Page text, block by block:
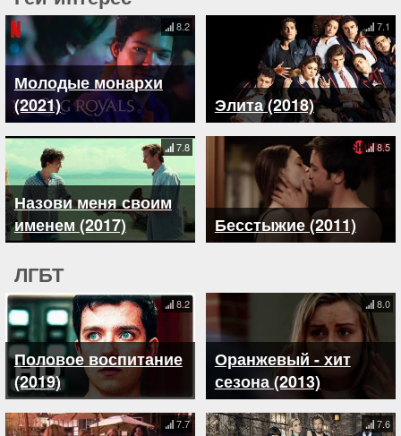
Молодые монархи
(2021)
8.2
Элита (2018)
7.1
Назови меня своим
именем (2017)
7.8
Бесстыжие (2011)
8.5
ЛГБТ
Половое воспитание
(2019)
8.2
Оранжевый - хит
сезона (2013)
8.0
7.7 7.6